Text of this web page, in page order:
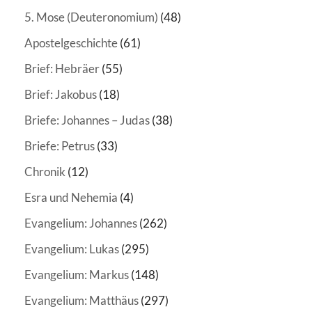
5. Mose (Deuteronomium) (48)
Apostelgeschichte(61)
Brief: Hebräer(55)
Brief: Jakobus(18)
Briefe: Johannes – Judas(38)
Briefe: Petrus(33)
Chronik(12)
Esra und Nehemia (4)
Evangelium: Johannes(262)
Evangelium: Lukas(295)
Evangelium: Markus(148)
Evangelium: Matthäus(297)